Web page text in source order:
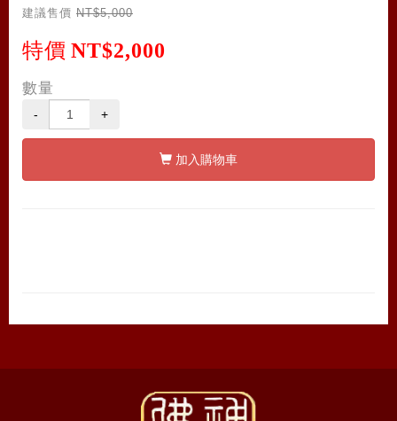
建議售價 NT$5,000
特價 NT$2,000
數量
- +
加入購物車